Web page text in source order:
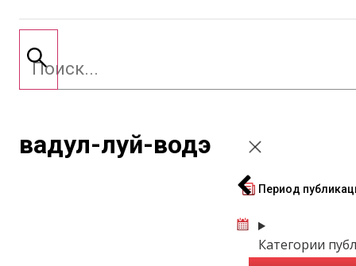
вадул-луй-водэ
Период
Категории